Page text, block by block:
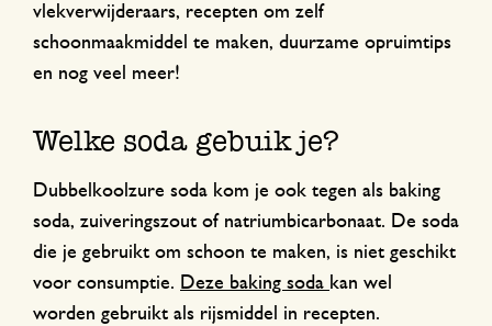
vlekverwijderaars, recepten om zelf
schoonmaakmiddel te maken, duurzame opruimtips
en nog veel meer!
Welke soda gebuik je?
Dubbelkoolzure soda kom je ook tegen als baking
soda, zuiveringszout of natriumbicarbonaat. De soda
die je gebruikt om schoon te maken, is niet geschikt
voor consumptie. Deze baking soda kan wel
worden gebruikt als rijsmiddel in recepten.